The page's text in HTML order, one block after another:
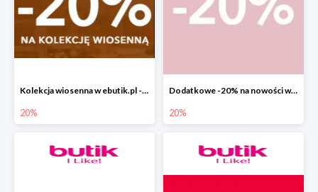
Kolekcja wiosenna w ebutik.pl -20%
20%
Dodatkowe -20% na nowości w ebutik.pl
20%